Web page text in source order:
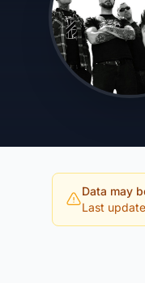
Data may
Last